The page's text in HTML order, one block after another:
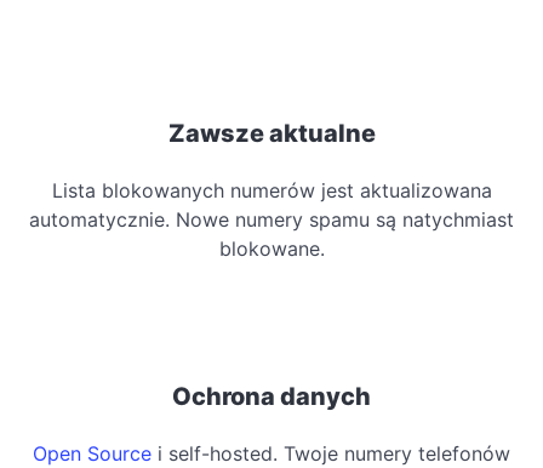
Zawsze aktualne
Lista blokowanych numerów jest aktualizowana
automatycznie. Nowe numery spamu są natychmiast
blokowane.
Ochrona danych
Open Source i self-hosted. Twoje numery telefonów